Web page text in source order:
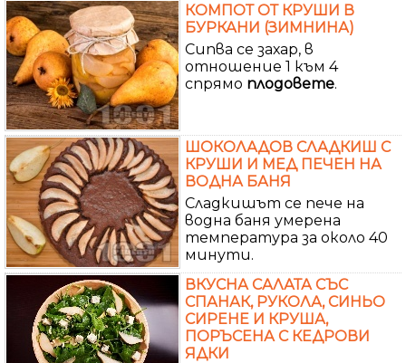
КОМПОТ ОТ КРУШИ В
БУРКАНИ (ЗИМНИНА)
Сипва се захар, в
отношение 1 към 4
спрямо плодовете.
ШОКОЛАДОВ СЛАДКИШ С
КРУШИ И МЕД ПЕЧЕН НА
ВОДНА БАНЯ
Сладкишът се пече на
водна баня умерена
температура за около 40
минути.
ВКУСНА САЛАТА СЪС
СПАНАК, РУКОЛА, СИНЬО
СИРЕНЕ И КРУША,
ПОРЪСЕНА С КЕДРОВИ
ЯДКИ